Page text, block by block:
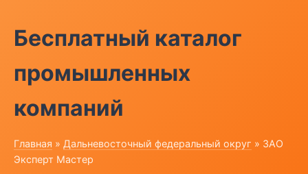
Бесплатный каталог
промышленных
компаний
Главная » Дальневосточный федеральный округ » ЗАО
Эксперт Мастер